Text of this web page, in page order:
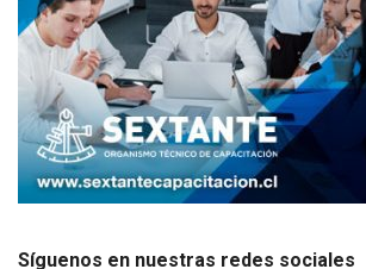
Síguenos en nuestras redes sociales